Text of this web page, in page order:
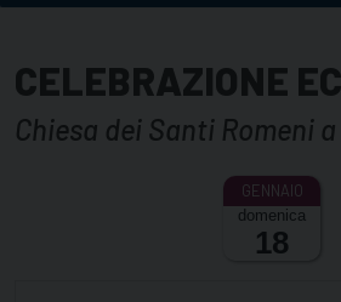
CELEBRAZIONE
Chiesa dei Santi Romeni
domenica
18